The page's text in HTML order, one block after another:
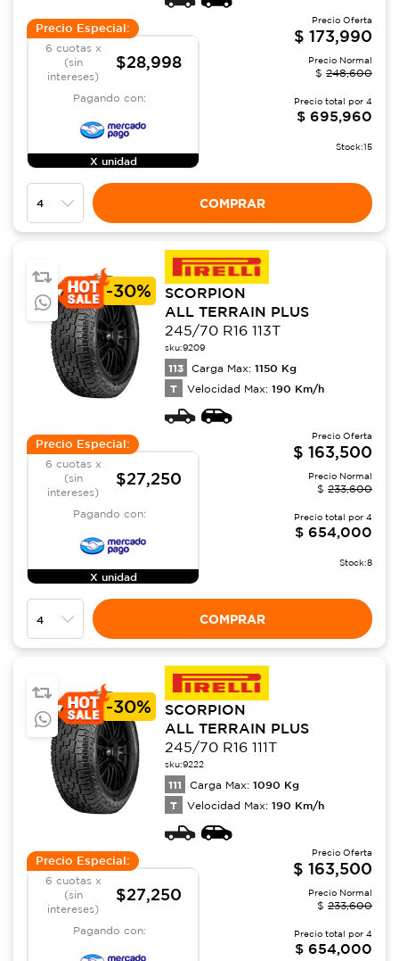
Precio Especial:
6 cuotas x
(sin
intereses)
$28,998
Pagando con:
X unidad
Precio Oferta
$ 173,990
Precio Normal
$ 248,600
Precio total por 4
$ 695,960
Stock:15
COMPRAR
-30%
SCORPION
ALL TERRAIN PLUS
245/70 R16 113T
sku:9209
113 Carga Max: 1150 Kg
T Velocidad Max: 190 Km/h
Precio Especial:
6 cuotas x
(sin
intereses)
$27,250
Pagando con:
X unidad
Precio Oferta
$ 163,500
Precio Normal
$ 233,600
Precio total por 4
$ 654,000
Stock:8
COMPRAR
-30%
SCORPION
ALL TERRAIN PLUS
245/70 R16 111T
sku:9222
111 Carga Max: 1090 Kg
T Velocidad Max: 190 Km/h
Precio Especial:
6 cuotas x
(sin
intereses)
$27,250
Pagando con:
Precio Oferta
$ 163,500
Precio Normal
$ 233,600
Precio total por 4
$ 654,000